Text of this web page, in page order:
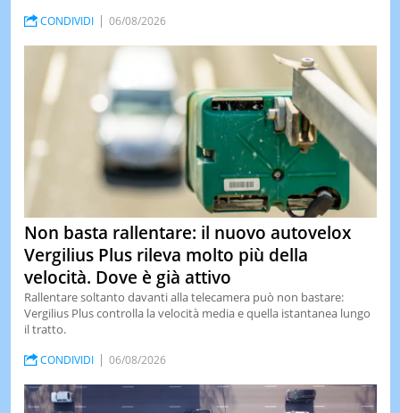
CONDIVIDI 06/08/2026
Non basta rallentare: il nuovo autovelox
Vergilius Plus rileva molto più della
velocità. Dove è già attivo
Rallentare soltanto davanti alla telecamera può non bastare:
Vergilius Plus controlla la velocità media e quella istantanea lungo
il tratto.
CONDIVIDI 06/08/2026